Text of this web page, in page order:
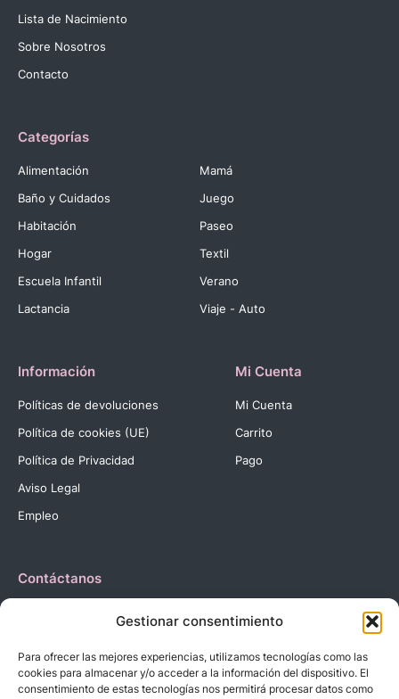
Gestionar consentimiento
Para ofrecer las mejores experiencias, utilizamos tecnologías como las
cookies para almacenar y/o acceder a la información del dispositivo. El
consentimiento de estas tecnologías nos permitirá procesar datos como
Lista de Nacimiento
Sobre Nosotros
Contacto
Categorías
Alimentación
Baño y Cuidados
Habitación
Hogar
Escuela Infantil
Lactancia
Mamá
Juego
Paseo
Textil
Verano
Viaje - Auto
Información
Políticas de devoluciones
Política de cookies (UE)
Política de Privacidad
Aviso Legal
Empleo
Mi Cuenta
Mi Cuenta
Carrito
Pago
Contáctanos
C. Reyes Católicos, 27 03420 Castalla Alicante
Correo: info@dbebes.net